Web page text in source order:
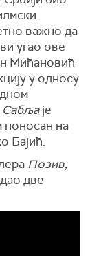
важно да
угао ове
Мићановић
у односу
Сабљаје
поносан на
Бајић.
Позив,
две